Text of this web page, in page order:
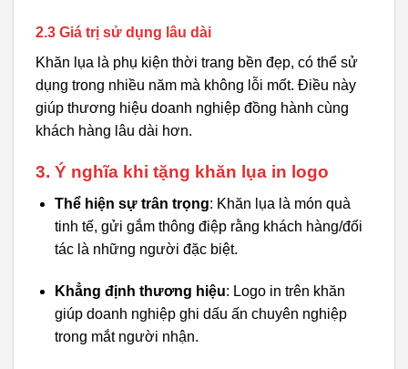
2.3 Giá trị sử dụng lâu dài
Khăn lụa là phụ kiện thời trang bền đẹp, có thể sử
dụng trong nhiều năm mà không lỗi mốt. Điều này
giúp thương hiệu doanh nghiệp đồng hành cùng
khách hàng lâu dài hơn.
3. Ý nghĩa khi tặng khăn lụa in logo
Thể hiện sự trân trọng: Khăn lụa là món quà
tinh tế, gửi gắm thông điệp rằng khách hàng/đối
tác là những người đặc biệt.
Khẳng định thương hiệu: Logo in trên khăn
giúp doanh nghiệp ghi dấu ấn chuyên nghiệp
trong mắt người nhận.